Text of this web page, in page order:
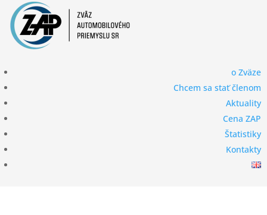
Členská
sekcia
o Zväze
Chcem sa stať členom
Aktuality
Cena ZAP
Štatistiky
Kontakty